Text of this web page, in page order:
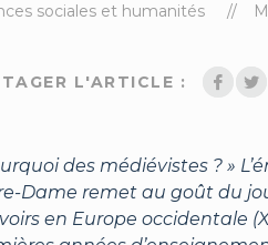
sociales et humanités
L'ARTICLE :
des médiévistes ? »
Dame remet au goût du
en Europe occidentale